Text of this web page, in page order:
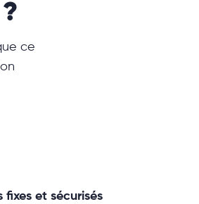
ce
fixes et sécurisés